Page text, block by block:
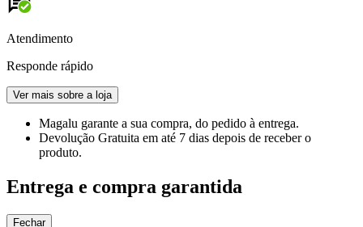
Atendimento
Responde rápido
Ver mais sobre a loja
Magalu garante a sua compra, do pedido à entrega.
Devolução Gratuita em até 7 dias depois de receber o
produto.
Entrega e compra garantida
Fechar